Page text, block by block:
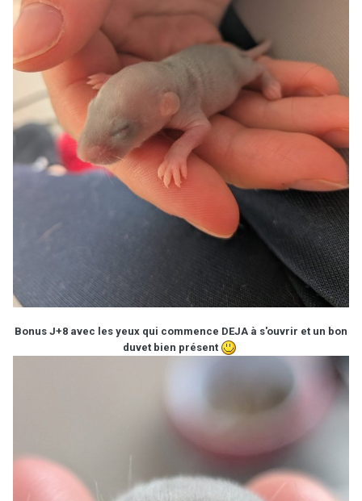
Bonus J+8 avec les yeux qui commence DEJA à s'ouvrir et un bon
duvet bien présent